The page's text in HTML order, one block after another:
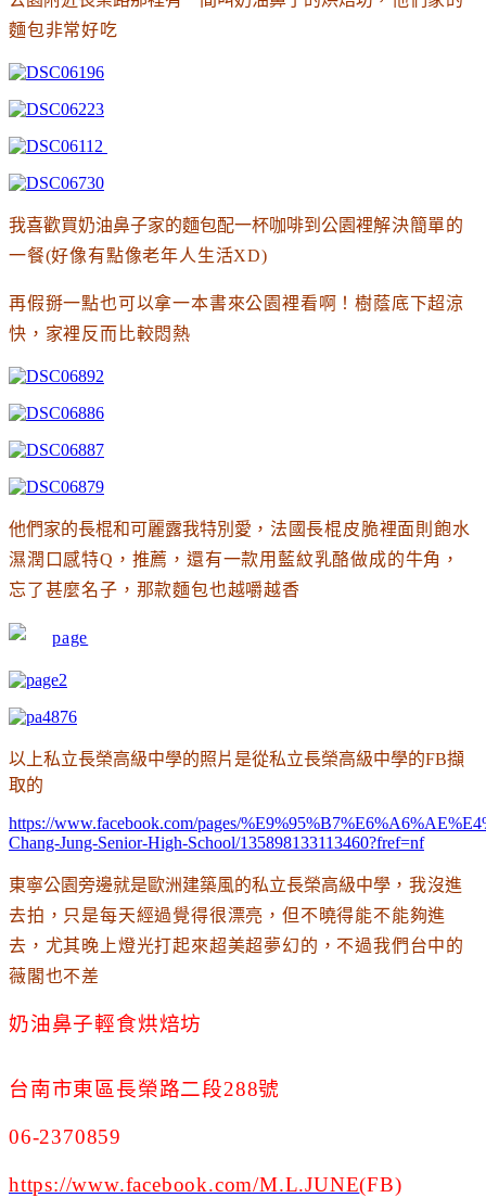
麵包非常好吃
我喜歡買奶油鼻子家的麵包配一杯咖啡到公園裡解決簡單的
一餐(好像有點像老年人生活XD)
再假掰一點也可以拿一本書來公園裡看啊 ！樹蔭底下超涼
快 ，家裡反而比較悶熱
他們家的長棍和可麗露我特別愛 ，法國長棍皮脆裡面則飽水
濕潤口感特Q ，推薦 ，還有一款用藍紋乳酪做成的牛角 ，
忘了甚麼名子 ，那款麵包也越嚼越香
以上私立長榮高級中學的照片是從私立長榮高級中學的FB擷
取的
https://www.facebook.com/pages/
Chang-Jung-Senior-High-School/135898133113460?fref=nf
東寧公園旁邊就是歐洲建築風的私立長榮高級中學 ，我沒進
去拍 ，只是每天經過覺得很漂亮 ，但不曉得能不能夠進
去 ，尤其晚上燈光打起來超美超夢幻的 ，不過我們台中的
薇閣也不差
奶油鼻子輕食烘焙坊
台南市東區長榮路二段288號
06-2370859
https://www.facebook.com/M.L.JUNE(FB)